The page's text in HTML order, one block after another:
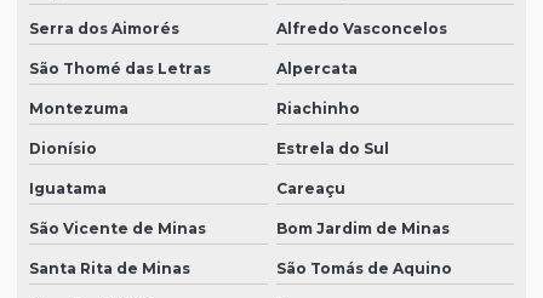
Serra dos Aimorés Alfredo Vasconcelos
São Thomé das Letras Alpercata
Montezuma Riachinho
Dionísio Estrela do Sul
Iguatama Careaçu
São Vicente de Minas Bom Jardim de Minas
Santa Rita de Minas São Tomás de Aquino